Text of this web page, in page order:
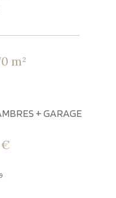
m²
+ GARAGE
€